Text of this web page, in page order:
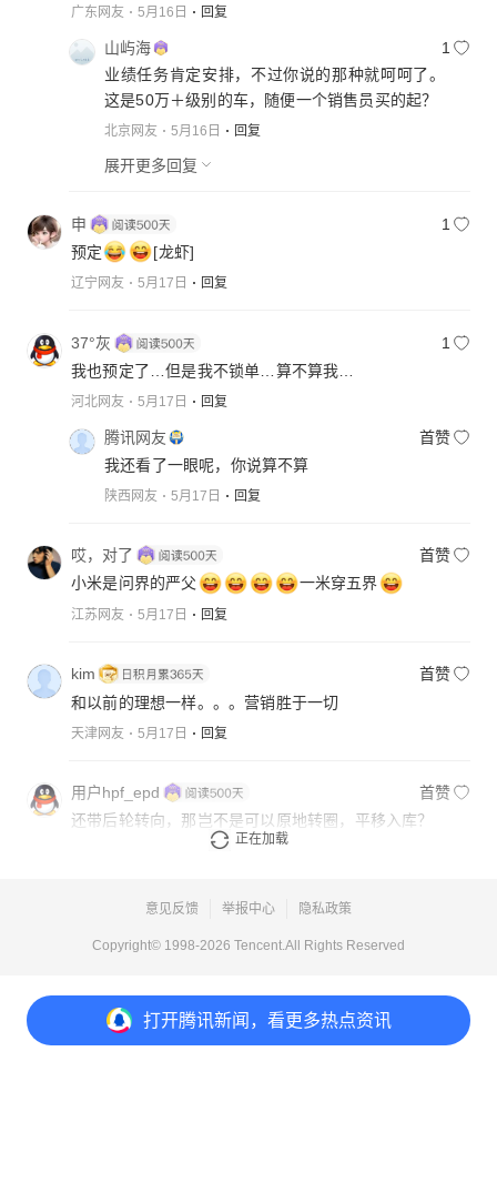
打开腾讯新闻，看更多热点资讯
广东网友 5月16日 回复
山屿海
1
业绩任务肯定安排，不过你说的那种就呵呵了。
这是50万＋级别的车，随便一个销售员买的起？
北京网友 5月16日 回复
展开更多回复
申
1
预定
[龙虾]
辽宁网友 5月17日 回复
37°灰
1
我也预定了…但是我不锁单…算不算我…
河北网友 5月17日 回复
腾讯网友
首赞
我还看了一眼呢，你说算不算
陕西网友 5月17日 回复
哎，对了
首赞
小米是问界的严父
一米穿五界
江苏网友 5月17日 回复
kim
首赞
和以前的理想一样。。。营销胜于一切
天津网友 5月17日 回复
用户hpf_epd
首赞
还带后轮转向，那岂不是可以原地转圈，平移入库？
回复
正在加载
意见反馈 举报中心 隐私政策
Copyright© 1998-2026 Tencent.All Rights Reserved